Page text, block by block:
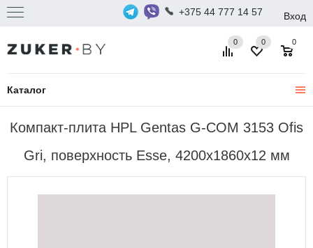
+375 44 777 14 57 Вход
Каталог
0 0
0
Компакт-плита HPL Gentas G-COM 3153 Ofis
Gri, поверхность Esse, 4200x1860x12 мм